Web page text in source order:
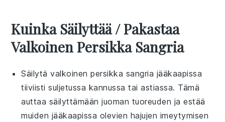
Kuinka Säilyttää / Pakastaa
Valkoinen Persikka Sangria
Säilytävalkoinen persikka sangria jääkaapissa
tiiviisti suljetussa kannussa tai astiassa. Tämä
auttaa säilyttämään juoman tuoreuden ja estää
muiden jääkaapissa olevien hajujen imeytymisen